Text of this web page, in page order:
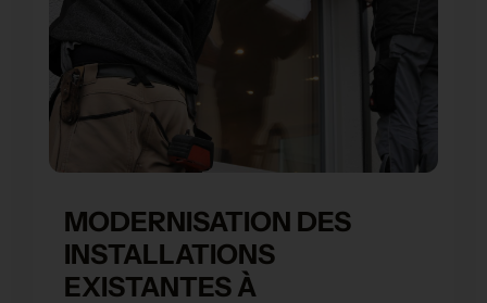
MODERNISATION DES
INSTALLATIONS
EXISTANTES À